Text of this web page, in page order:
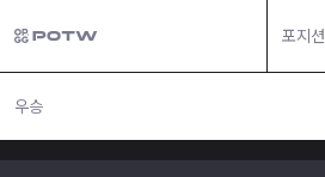
포지션
우승